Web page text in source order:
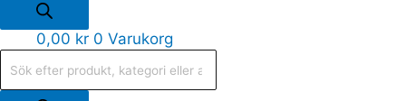
0,00 kr 0 Varukorg